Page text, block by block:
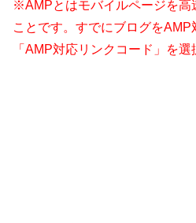
※AMPとはモバイルページを高
ことです。すでにブログを
「AMP対応リンクコード」を選